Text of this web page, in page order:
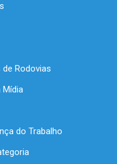
Rodovias
Mídia
do Trabalho